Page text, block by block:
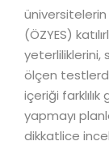
üniversitelerin
(ÖZYES)
yeterliliklerini,
ölçen
içeriği
yapmayı
dikkatlice